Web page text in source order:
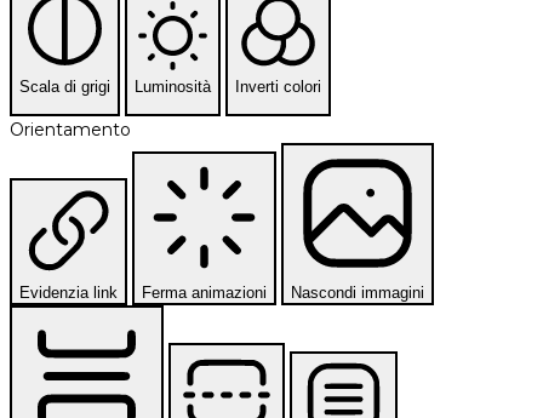
Scala di grigi Luminosità Inverti colori
Orientamento
Evidenzia link Ferma animazioni Nascondi immagini